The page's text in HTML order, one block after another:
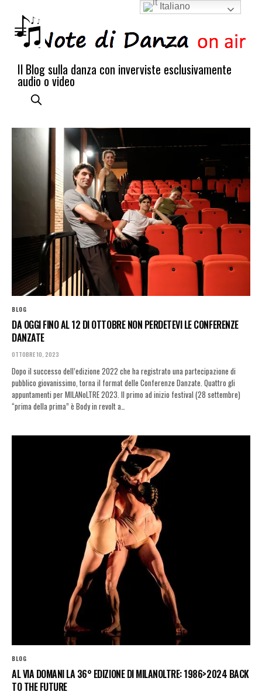
Il Blog sulla danza con inverviste esclusivamente
audio o video
BLOG
DA OGGI FINO AL 12 DI OTTOBRE NON PERDETEVI LE CONFERENZE
DANZATE
OTTOBRE 10, 2023
Dopo il successo dell’edizione 2022 che ha registrato una partecipazione di
pubblico giovanissimo, torna il format delle Conferenze Danzate. Quattro gli
appuntamenti per MILANoLTRE 2023. Il primo ad inizio festival (28 settembre)
“prima della prima” è Body in revolt a…
BLOG
AL VIA DOMANI LA 36° EDIZIONE DI MILANOLTRE: 1986>2024 BACK
TO THE FUTURE
Italiano